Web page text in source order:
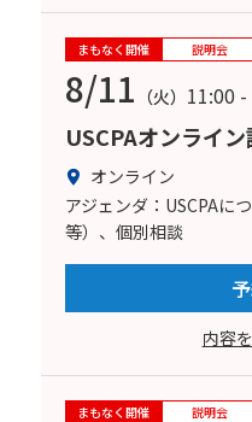
まもなく開催 説明会
8/11 （火） 11:00
USCPAオンライ
オンライン
アジェンダ：USCPAに
等）、個別相談
内容
まもなく開催 説明会